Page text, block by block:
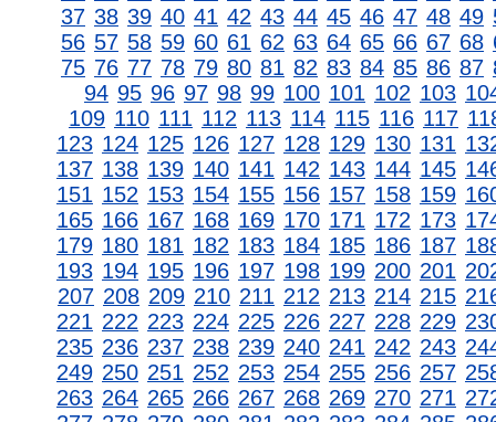
37 38 39 40 41 42 43 44 45 46 47 48 49
56 57 58 59 60 61 62 63 64 65 66 67 68
75 76 77 78 79 80 81 82 83 84 85 86 87
94 95 96 97 98 99 100 101 102 103
109 110 111 112 113 114 115 116 117
123 124 125 126 127 128 129 130 131
137 138 139 140 141 142 143 144 145
151 152 153 154 155 156 157 158 159
165 166 167 168 169 170 171 172 173
179 180 181 182 183 184 185 186 187
193 194 195 196 197 198 199 200 201
207 208 209 210 211 212 213 214 215
221 222 223 224 225 226 227 228 229
235 236 237 238 239 240 241 242 243
249 250 251 252 253 254 255 256 257
263 264 265 266 267 268 269 270 271